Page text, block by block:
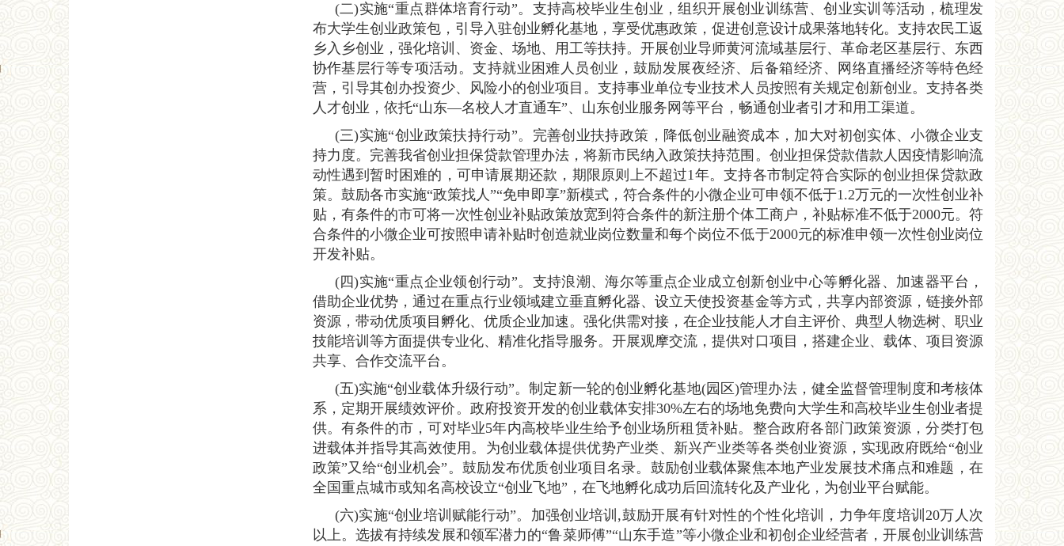
(二)实施“重点群体培育行动”。支持高校毕业生创业，组织开展创业训练营、创业实训等活动，梳理发
布大学生创业政策包，引导入驻创业孵化基地，享受优惠政策，促进创意设计成果落地转化。支持农民工返
乡入乡创业，强化培训、资金、场地、用工等扶持。开展创业导师黄河流域基层行、革命老区基层行、东西
协作基层行等专项活动。支持就业困难人员创业，鼓励发展夜经济、后备箱经济、网络直播经济等特色经
营，引导其创办投资少、风险小的创业项目。支持事业单位专业技术人员按照有关规定创新创业。支持各类
人才创业，依托“山东—名校人才直通车”、山东创业服务网等平台，畅通创业者引才和用工渠道。
(三)实施“创业政策扶持行动”。完善创业扶持政策，降低创业融资成本，加大对初创实体、小微企业支
持力度。完善我省创业担保贷款管理办法，将新市民纳入政策扶持范围。创业担保贷款借款人因疫情影响流
动性遇到暂时困难的，可申请展期还款，期限原则上不超过1年。支持各市制定符合实际的创业担保贷款政
策。鼓励各市实施“政策找人”“免申即享”新模式，符合条件的小微企业可申领不低于1.2万元的一次性创业补
贴，有条件的市可将一次性创业补贴政策放宽到符合条件的新注册个体工商户，补贴标准不低于2000元。符
合条件的小微企业可按照申请补贴时创造就业岗位数量和每个岗位不低于2000元的标准申领一次性创业岗位
开发补贴。
(四)实施“重点企业领创行动”。支持浪潮、海尔等重点企业成立创新创业中心等孵化器、加速器平台，
借助企业优势，通过在重点行业领域建立垂直孵化器、设立天使投资基金等方式，共享内部资源，链接外部
资源，带动优质项目孵化、优质企业加速。强化供需对接，在企业技能人才自主评价、典型人物选树、职业
技能培训等方面提供专业化、精准化指导服务。开展观摩交流，提供对口项目，搭建企业、载体、项目资源
共享、合作交流平台。
(五)实施“创业载体升级行动”。制定新一轮的创业孵化基地(园区)管理办法，健全监督管理制度和考核体
系，定期开展绩效评价。政府投资开发的创业载体安排30%左右的场地免费向大学生和高校毕业生创业者提
供。有条件的市，可对毕业5年内高校毕业生给予创业场所租赁补贴。整合政府各部门政策资源，分类打包
进载体并指导其高效使用。为创业载体提供优势产业类、新兴产业类等各类创业资源，实现政府既给“创业
政策”又给“创业机会”。鼓励发布优质创业项目名录。鼓励创业载体聚焦本地产业发展技术痛点和难题，在
全国重点城市或知名高校设立“创业飞地”，在飞地孵化成功后回流转化及产业化，为创业平台赋能。
(六)实施“创业培训赋能行动”。加强创业培训,鼓励开展有针对性的个性化培训，力争年度培训20万人次
以上。选拔有持续发展和领军潜力的“鲁菜师傅”“山东手造”等小微企业和初创企业经营者，开展创业训练营